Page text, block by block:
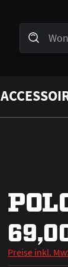
Preise inkl.